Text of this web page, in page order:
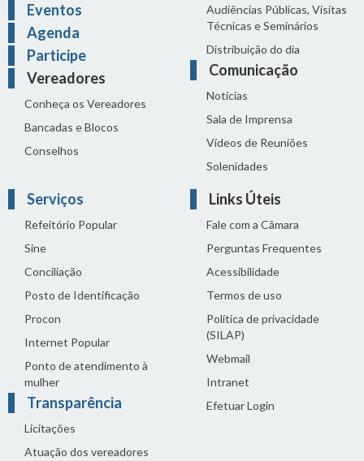
Eventos
Agenda
Participe
Vereadores
Conheça os Vereadores
Bancadas e Blocos
Conselhos
Audiências Públicas, Visitas
Técnicas e Seminários
Distribuição do dia
Comunicação
Notícias
Sala de Imprensa
Vídeos de Reuniões
Solenidades
Serviços
Refeitório Popular
Sine
Conciliação
Posto de Identificação
Procon
Internet Popular
Ponto de atendimento à
mulher
Transparência
Licitações
Atuação dos vereadores
Links Úteis
Fale com a Câmara
Perguntas Frequentes
Acessibilidade
Termos de uso
Política de privacidade
(SILAP)
Webmail
Intranet
Efetuar Login